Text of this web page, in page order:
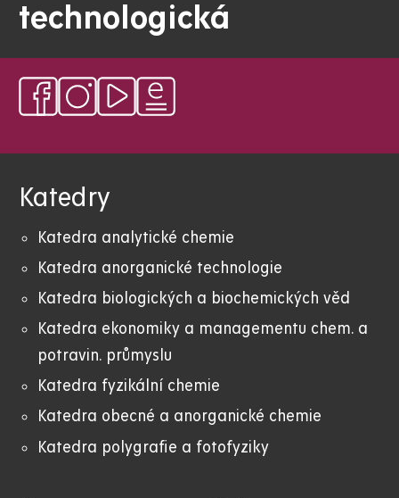
technologická
Katedry
Katedra analytické chemie
Katedra anorganické technologie
Katedra biologických a biochemických věd
Katedra ekonomiky a managementu chem. a
potravin. průmyslu
Katedra fyzikální chemie
Katedra obecné a anorganické chemie
Katedra polygrafie a fotofyziky